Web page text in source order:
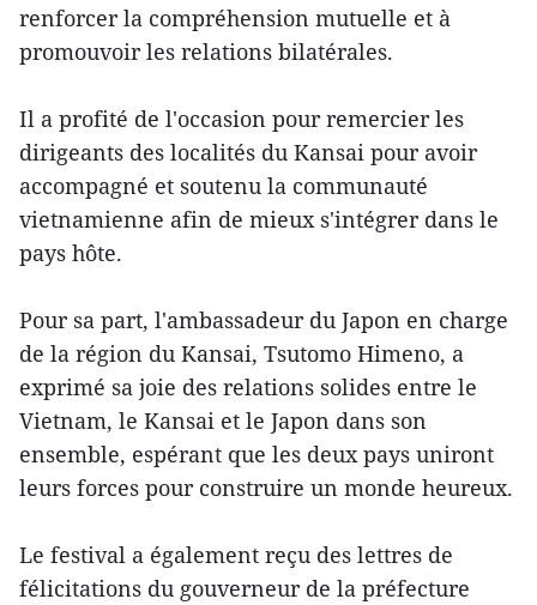
renforcer la compréhension mutuelle et à
promouvoir les relations bilatérales.
Il a profité de l'occasion pour remercier les
dirigeants des localités du Kansai pour avoir
accompagné et soutenu la communauté
vietnamienne afin de mieux s'intégrer dans le
pays hôte.
Pour sa part, l'ambassadeur du Japon en charge
de la région du Kansai, Tsutomo Himeno, a
exprimé sa joie des relations solides entre le
Vietnam, le Kansai et le Japon dans son
ensemble, espérant que les deux pays uniront
leurs forces pour construire un monde heureux.
Le festival a également reçu des lettres de
félicitations du gouverneur de la préfecture